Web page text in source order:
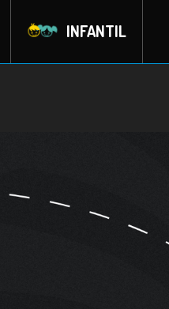
INFANTIL